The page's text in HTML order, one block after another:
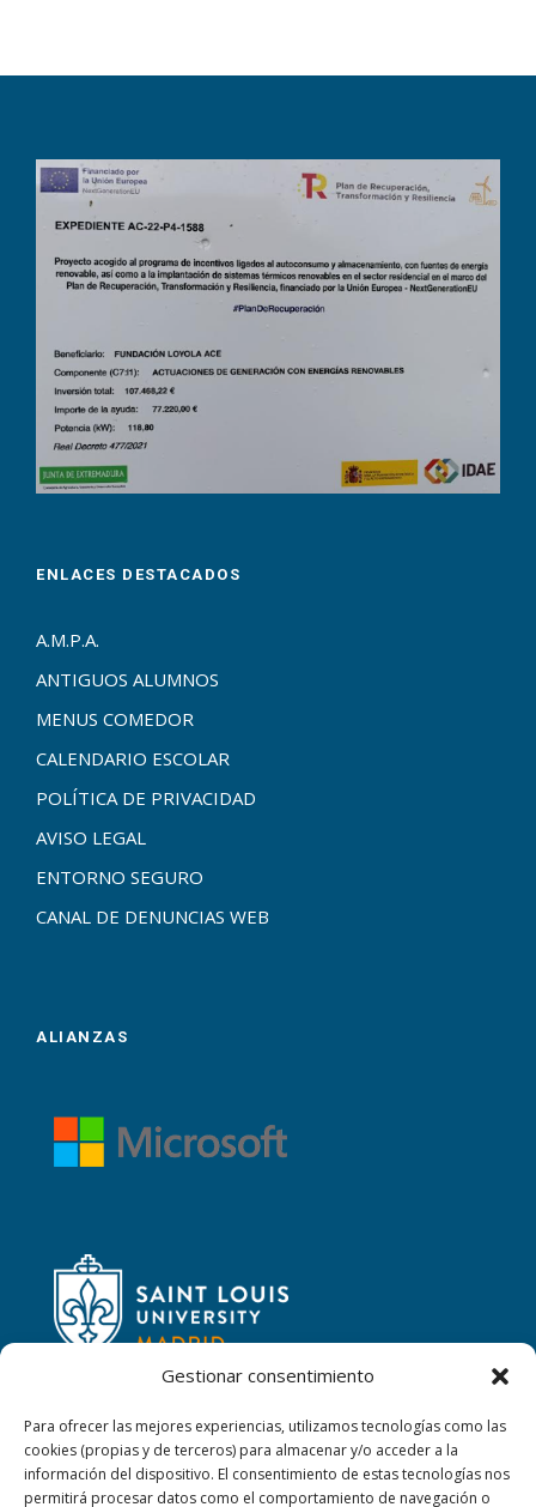
Gestionar consentimiento
Para ofrecer las mejores experiencias, utilizamos tecnologías como las
cookies (propias y de terceros) para almacenar y/o acceder a la
información del dispositivo. El consentimiento de estas tecnologías nos
permitirá procesar datos como el comportamiento de navegación o
ENLACES DESTACADOS
A.M.P.A.
ANTIGUOS ALUMNOS
MENUS COMEDOR
CALENDARIO ESCOLAR
POLÍTICA DE PRIVACIDAD
AVISO LEGAL
ENTORNO SEGURO
CANAL DE DENUNCIAS WEB
ALIANZAS
CONTACTAR